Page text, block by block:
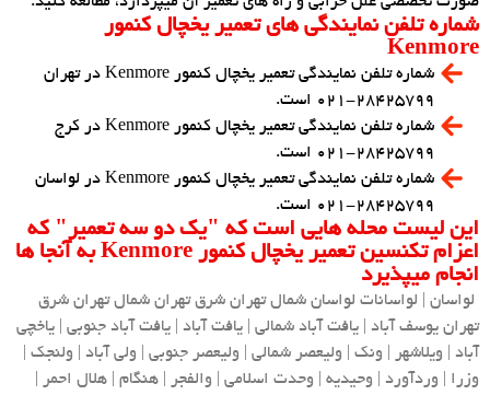
شماره تلفن نمایندگی های تعمیر یخچال کنمور
Kenmore
شماره تلفن نمایندگی تعمیر یخچال کنمور Kenmore در تهران
۲۸۴۲۵۷۹۹-۰۲۱ است.
شماره تلفن نمایندگی تعمیر یخچال کنمور Kenmore در کرج
۲۸۴۲۵۷۹۹-۰۲۱ است.
شماره تلفن نمایندگی تعمیر یخچال کنمور Kenmore در لواسان
۲۸۴۲۵۷۹۹-۰۲۱ است.
این لیست محله هایی است که "یک دو سه تعمیر" که
اعزام تکنسین تعمیر یخچال کنمور Kenmore به آنجا ها
انجام میپذیرد
لواسان | لواسانات لواسان شمال تهران شرق تهران شمال تهران شرق
تهران یوسف آباد | یافت آباد شمالی | یافت آباد | یافت آباد جنوبی | یاخچی
آباد | ویلاشهر | ونک | ولیعصر شمالی | ولیعصر جنوبی | ولی آباد | ولنجک |
وزرا | وردآورد | وحیدیه | وحدت اسلامی | والفجر | هنگام | هلال احمر |